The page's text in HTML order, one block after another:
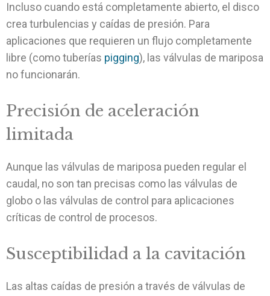
Incluso cuando está completamente abierto, el disco
crea turbulencias y caídas de presión. Para
aplicaciones que requieren un flujo completamente
libre (como tuberías pigging), las válvulas de mariposa
no funcionarán.
Precisión de aceleración
limitada
Aunque las válvulas de mariposa pueden regular el
caudal, no son tan precisas como las válvulas de
globo o las válvulas de control para aplicaciones
críticas de control de procesos.
Susceptibilidad a la cavitación
Las altas caídas de presión a través de válvulas de